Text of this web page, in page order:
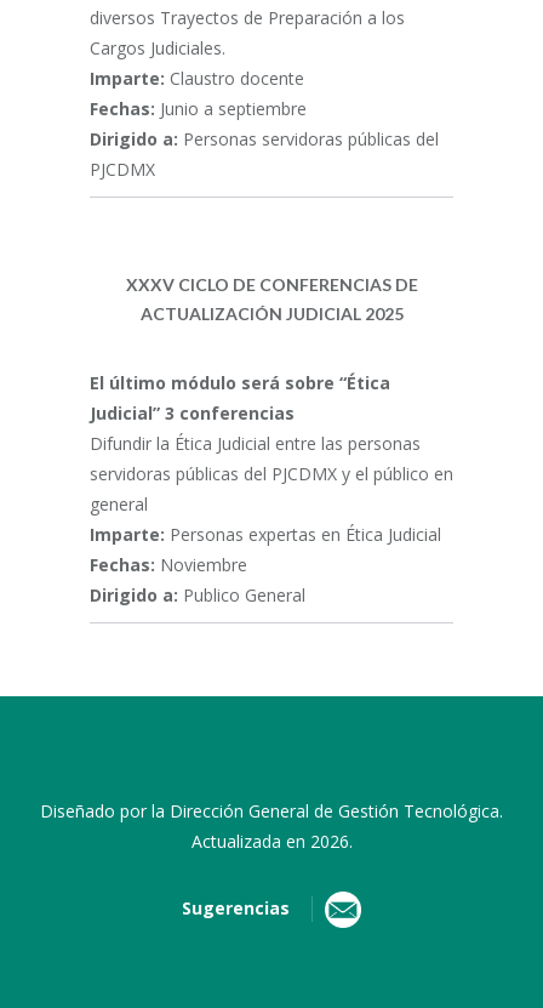
diversos Trayectos de Preparación a los
Cargos Judiciales.
Imparte: Claustro docente
Fechas: Junio a septiembre
Dirigido a: Personas servidoras públicas del
PJCDMX
XXXV CICLO DE CONFERENCIAS DE
ACTUALIZACIÓN JUDICIAL 2025
El último módulo será sobre “Ética
Judicial” 3 conferencias
Difundir la Ética Judicial entre las personas
servidoras públicas del PJCDMX y el público en
general
Imparte: Personas expertas en Ética Judicial
Fechas: Noviembre
Dirigido a: Publico General
Diseñado por la Dirección General de Gestión Tecnológica.
Actualizada en 2026.
Sugerencias